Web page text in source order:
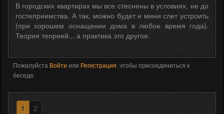
В городских квартирах мы все стеснены в условиях, не до
гостеприимства. А так, можно будет и мини слет устроить
(при хорошем оснащении дома в любое время года).
Теория теорией... а практика это другое.
Пожалуйста Войти или Регистрация, чтобы присоединиться к
беседе.
1 2